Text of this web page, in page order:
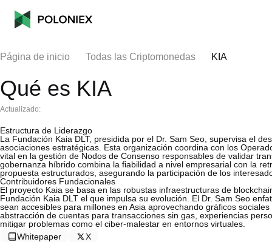
Página de inicio Todas las Criptomonedas KIA
Qué es KIA
Actualizado:
Estructura de Liderazgo
La Fundación Kaia DLT, presidida por el Dr. Sam Seo, supervisa el
asociaciones estratégicas. Esta organización coordina con los
vital en la gestión de Nodos de Consenso responsables de validar
gobernanza híbrido combina la fiabilidad a nivel empresarial con la
propuesta estructurados, asegurando la participación de los
Contribuidores Fundacionales
El proyecto Kaia se basa en las robustas infraestructuras de
Fundación Kaia DLT el que impulsa su evolución. El Dr. Sam Seo
sean accesibles para millones en Asia aprovechando gráficos
abstracción de cuentas para transacciones sin gas, experiencias
mitigar problemas como el ciber-malestar en entornos virtuales.
Whitepaper
X